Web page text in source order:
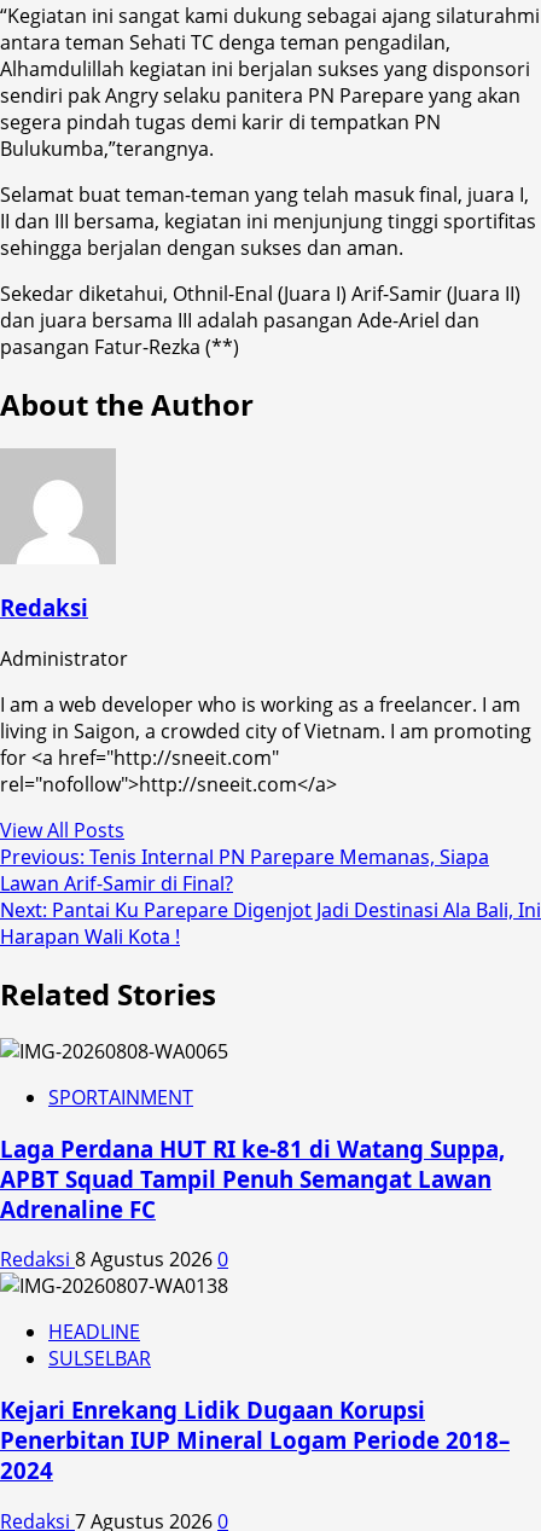
“Kegiatan ini sangat kami dukung sebagai ajang silaturahmi
antara teman Sehati TC denga teman pengadilan,
Alhamdulillah kegiatan ini berjalan sukses yang disponsori
sendiri pak Angry selaku panitera PN Parepare yang akan
segera pindah tugas demi karir di tempatkan PN
Bulukumba,”terangnya.
Selamat buat teman-teman yang telah masuk final, juara I,
II dan III bersama, kegiatan ini menjunjung tinggi sportifitas
sehingga berjalan dengan sukses dan aman.
Sekedar diketahui, Othnil-Enal (Juara I) Arif-Samir (Juara II)
dan juara bersama III adalah pasangan Ade-Ariel dan
pasangan Fatur-Rezka (**)
About the Author
Redaksi
Administrator
I am a web developer who is working as a freelancer. I am
living in Saigon, a crowded city of Vietnam. I am promoting
for <a href="http://sneeit.com"
rel="nofollow">http://sneeit.com</a>
View All Posts
Post
navigation
Previous: Tenis Internal PN Parepare Memanas, Siapa
Lawan Arif-Samir di Final?
Next: Pantai Ku Parepare Digenjot Jadi Destinasi Ala Bali, Ini
Harapan Wali Kota !
Related Stories
SPORTAINMENT
Laga Perdana HUT RI ke-81 di Watang Suppa,
APBT Squad Tampil Penuh Semangat Lawan
Adrenaline FC
Redaksi 8 Agustus 20260
HEADLINE
SULSELBAR
Kejari Enrekang Lidik Dugaan Korupsi
Penerbitan IUP Mineral Logam Periode 2018–
2024
Redaksi 7 Agustus 20260